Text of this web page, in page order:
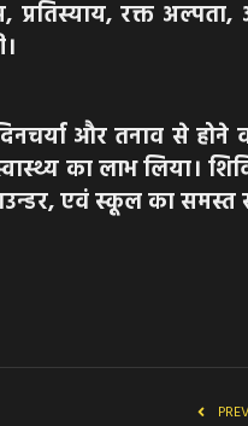
प्रतिस्याय, रक्त
और तनाव से
का लाभ लिया।
एवं स्कूल का समस्त